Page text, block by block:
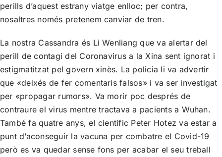
perills d’aquest estrany viatge enlloc; per contra,
nosaltres només pretenem canviar de tren.
La nostra Cassandra és Li Wenliang que va alertar del
perill de contagi del Coronavirus a la Xina sent ignorat i
estigmatitzat pel govern xinès. La policia li va advertir
que «deixés de fer comentaris falsos» i va ser investigat
per «propagar rumors». Va morir poc després de
contraure el virus mentre tractava a pacients a Wuhan.
També fa quatre anys, el científic Peter Hotez va estar a
punt d’aconseguir la vacuna per combatre el Covid-19
però es va quedar sense fons per acabar el seu treball